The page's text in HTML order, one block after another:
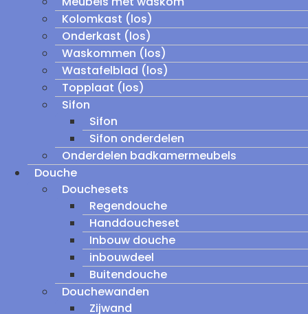
Kolomkast (los)
Onderkast (los)
Waskommen (los)
Wastafelblad (los)
Topplaat (los)
Sifon
Sifon
Sifon onderdelen
Onderdelen badkamermeubels
Douche
Douchesets
Regendouche
Handdoucheset
Inbouw douche
inbouwdeel
Buitendouche
Douchewanden
Zijwand